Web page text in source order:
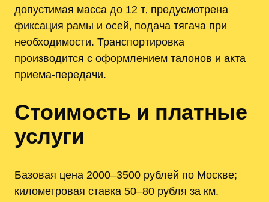
допустимая масса до 12 т‚ предусмотрена
фиксация рамы и осей‚ подача тягача при
необходимости. Транспортировка
производится с оформлением талонов и акта
приема-передачи.
Стоимость и платные
услуги
Базовая цена 2000–3500 рублей по Москве;
километровая ставка 50–80 рубля за км.